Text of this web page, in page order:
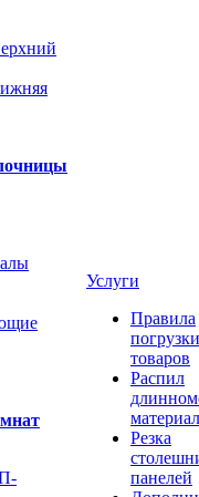
Услуги
Правила
погрузки
товаров
Распил
Резка
панелей